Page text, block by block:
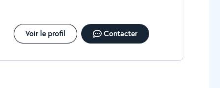
Voir le profil Contacter